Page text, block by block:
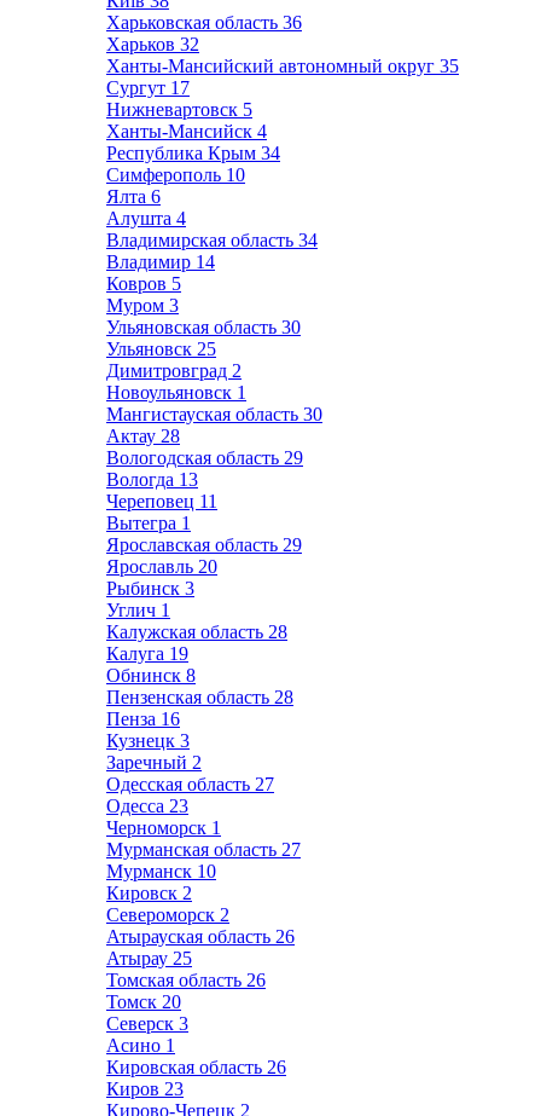
Харьковская область 36
Харьков 32
Ханты-Мансийский автономный округ 35
Сургут 17
Нижневартовск 5
Ханты-Мансийск 4
Республика Крым 34
Симферополь 10
Ялта 6
Алушта 4
Владимирская область 34
Владимир 14
Ковров 5
Муром 3
Ульяновская область 30
Ульяновск 25
Димитровград 2
Новоульяновск 1
Мангистауская область 30
Актау 28
Вологодская область 29
Вологда 13
Череповец 11
Вытегра 1
Ярославская область 29
Ярославль 20
Рыбинск 3
Углич 1
Калужская область 28
Калуга 19
Обнинск 8
Пензенская область 28
Пенза 16
Кузнецк 3
Заречный 2
Одесская область 27
Одесса 23
Черноморск 1
Мурманская область 27
Мурманск 10
Кировск 2
Североморск 2
Атырауская область 26
Атырау 25
Томская область 26
Томск 20
Северск 3
Асино 1
Кировская область 26
Киров 23
Кирово-Чепецк 2